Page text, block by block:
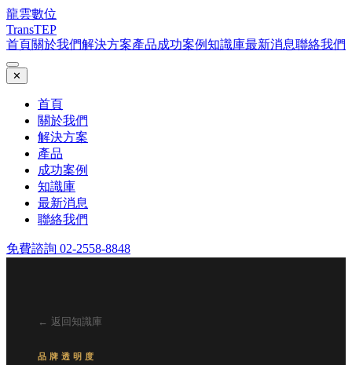
龍雲數位
TransTEP
首頁關於我們解決方案產品成功案例知識庫最新消息聯絡我們
✕
首頁
關於我們
解決方案
產品
成功案例
知識庫
最新消息
聯絡我們
免費諮詢 02-2558-8848
← 返回知識庫
品牌透明度